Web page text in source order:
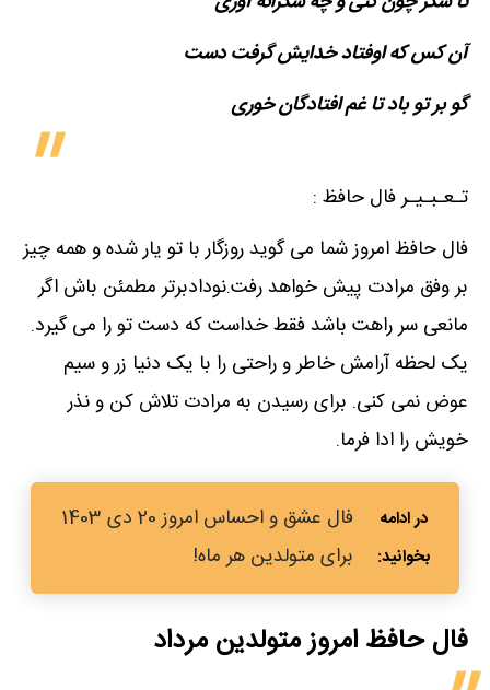
آن کس که اوفتاد خدایش گرفت دست
گو بر تو باد تا غم افتادگان خوری
تـعـبـیـر فال حافظ :
فال حافظ امروز شما می گوید روزگار با تو یار شده و همه چیز
بر وفق مرادت پیش خواهد رفت.نودادبرتر مطمئن باش اگر
مانعی سر راهت باشد فقط خداست که دست تو را می گیرد.
یک لحظه آرامش خاطر و راحتی را با یک دنیا زر و سیم
عوض نمی کنی. برای رسیدن به مرادت تلاش کن و نذر
خویش را ادا فرما.
فال عشق و احساس امروز 20 دی 1403
برای متولدین هر ماه!
فال حافظ امروز متولدین‌ مرداد